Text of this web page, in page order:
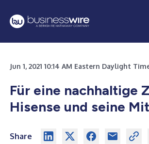
Jun 1, 2021 10:14 AM Eastern Daylight
Für eine nachhaltige
Hisense und seine
Share